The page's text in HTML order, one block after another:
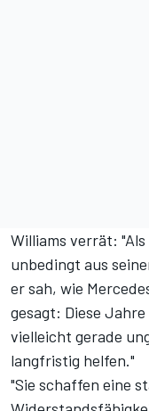
Williams verrät:
unbedingt aus
er sah, wie
gesagt: Diese
vielleicht gerade
langfristig helfen."
"Sie schaffen eine